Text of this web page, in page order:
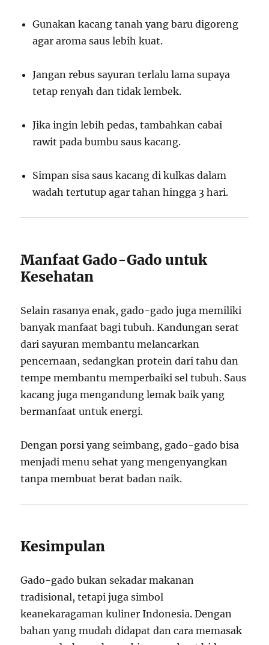
Gunakan kacang tanah yang baru digoreng
agar aroma saus lebih kuat.
Jangan rebus sayuran terlalu lama supaya
tetap renyah dan tidak lembek.
Jika ingin lebih pedas, tambahkan cabai
rawit pada bumbu saus kacang.
Simpan sisa saus kacang di kulkas dalam
wadah tertutup agar tahan hingga 3 hari.
Manfaat Gado-Gado untuk
Kesehatan
Selain rasanya enak, gado-gado juga memiliki
banyak manfaat bagi tubuh. Kandungan serat
dari sayuran membantu melancarkan
pencernaan, sedangkan protein dari tahu dan
tempe membantu memperbaiki sel tubuh. Saus
kacang juga mengandung lemak baik yang
bermanfaat untuk energi.
Dengan porsi yang seimbang, gado-gado bisa
menjadi menu sehat yang mengenyangkan
tanpa membuat berat badan naik.
Kesimpulan
Gado-gado bukan sekadar makanan
tradisional, tetapi juga simbol
keanekaragaman kuliner Indonesia. Dengan
bahan yang mudah didapat dan cara memasak